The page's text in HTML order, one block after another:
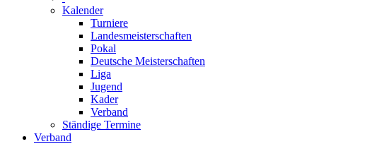
Kalender
Turniere
Landesmeisterschaften
Pokal
Deutsche Meisterschaften
Liga
Jugend
Kader
Verband
Ständige Termine
Verband